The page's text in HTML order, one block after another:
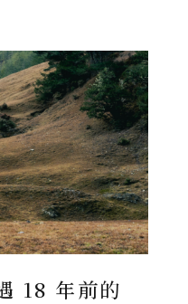
18 年前的